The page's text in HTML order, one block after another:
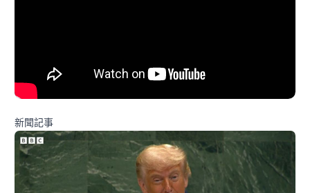
新聞記事